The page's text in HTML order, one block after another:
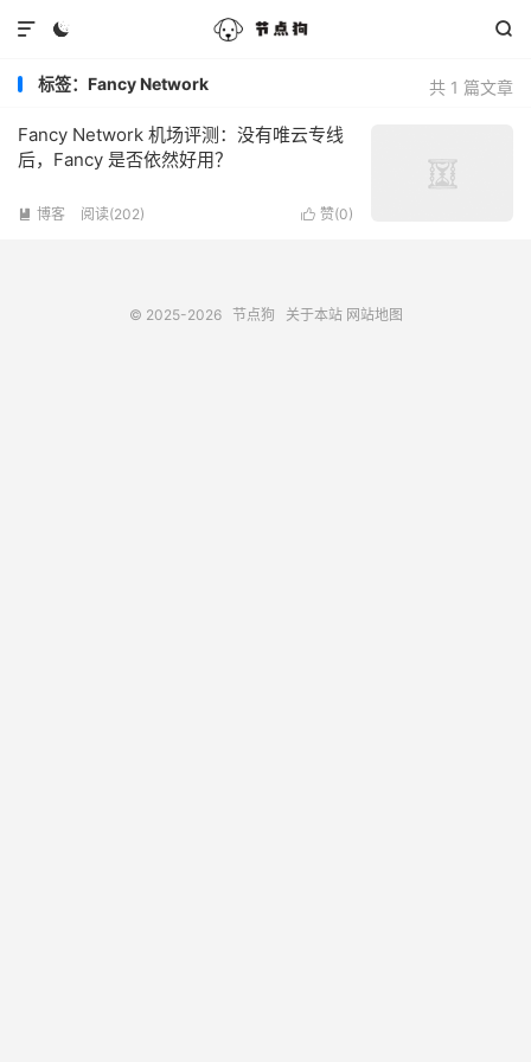
 

共 1 篇文章
标签：Fancy Network
Fancy Network 机场评测：没有唯云专线
后，Fancy 是否依然好用？
 赞(0)
 博客 阅读(202)
© 2025-2026 节点狗 关于本站 网站地图